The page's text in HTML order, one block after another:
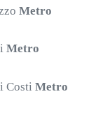
Metro
Metro
CostiMetro